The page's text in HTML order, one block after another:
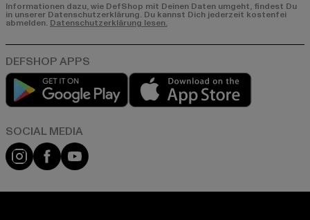
Informationen dazu, wie DefShop mit Deinen Daten umgeht, findest Du
in unserer Datenschutzerklärung. Du kannst Dich jederzeit kostenfei
abmelden. Datenschutzerklärung lesen.
Play market
Instagram
FacebookYouTube